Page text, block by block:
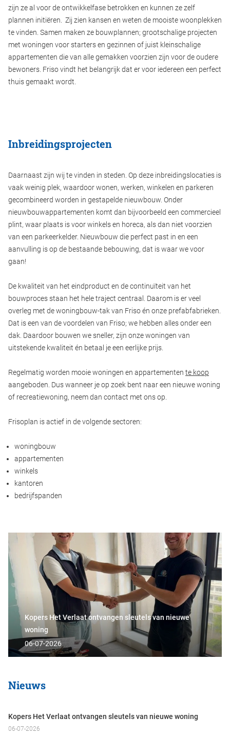
zijn ze al voor de ontwikkelfase betrokken en kunnen ze zelf
plannen initiëren. Zij zien kansen en weten de mooiste woonplekken
te vinden. Samen maken ze bouwplannen; grootschalige projecten
met woningen voor starters en gezinnen of juist kleinschalige
appartementen die van alle gemakken voorzien zijn voor de oudere
bewoners. Friso vindt het belangrijk dat er voor iedereen een perfect
thuis gemaakt wordt.
Inbreidingsprojecten
Daarnaast zijn wij te vinden in steden. Op deze inbreidingslocaties is
vaak weinig plek, waardoor wonen, werken, winkelen en parkeren
gecombineerd worden in gestapelde nieuwbouw. Onder
nieuwbouwappartementen komt dan bijvoorbeeld een commercieel
plint, waar plaats is voor winkels en horeca, als dan niet voorzien
van een parkeerkelder. Nieuwbouw die perfect past in en een
aanvulling is op de bestaande bebouwing, dat is waar we voor
gaan!
De kwaliteit van het eindproduct en de continuïteit van het
bouwproces staan het hele traject centraal. Daarom is er veel
overleg met de woningbouw-tak van Friso én onze prefabfabrieken.
Dat is een van de voordelen van Friso; we hebben alles onder een
dak. Daardoor bouwen we sneller, zijn onze woningen van
uitstekende kwaliteit én betaal je een eerlijke prijs.
Regelmatig worden mooie woningen en appartementen te koop
aangeboden. Dus wanneer je op zoek bent naar een nieuwe woning
of recreatiewoning, neem dan contact met ons op.
Frisoplan is actief in de volgende sectoren:
woningbouw
appartementen
winkels
kantoren
bedrijfspanden
Nieuws
Kopers Het Verlaat ontvangen sleutels van nieuwe woning
06-07-2026
Kopers Het Verlaat ontvangen sleutels van nieuwe
woning
06-07-2026